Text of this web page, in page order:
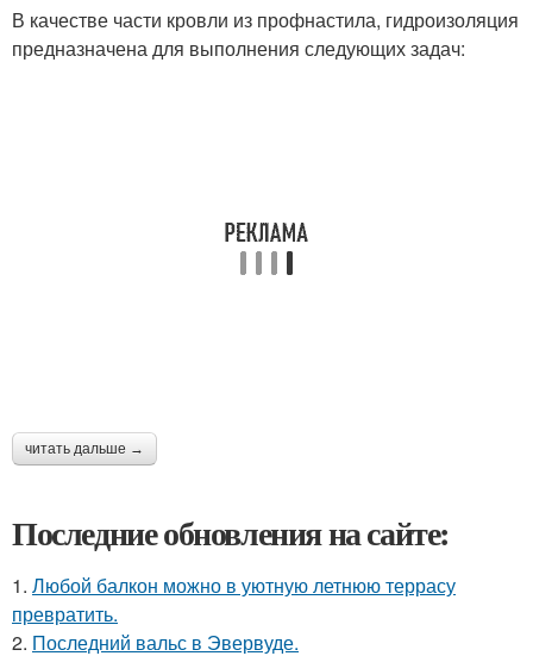
В качестве части кровли из профнастила, гидроизоляция
предназначена для выполнения следующих задач:
читать дальше →
Последние обновления на сайте:
1. Любой балкон можно в уютную летнюю террасу
превратить.
2. Последний вальс в Эвервуде.